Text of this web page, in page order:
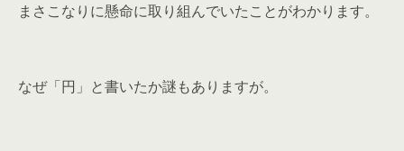
まさこなりに懸命に取り組んでいたことがわかります。
なぜ「円」と書いたか謎もありますが。